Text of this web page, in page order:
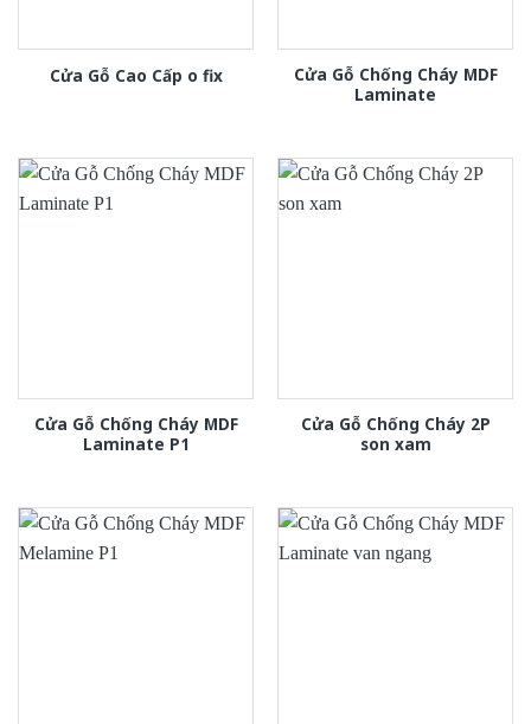
Cửa Gỗ Cao Cấp o fix
Cửa Gỗ Chống Cháy MDF
Laminate
Cửa Gỗ Chống Cháy MDF
Laminate P1
Cửa Gỗ Chống Cháy 2P
son xam